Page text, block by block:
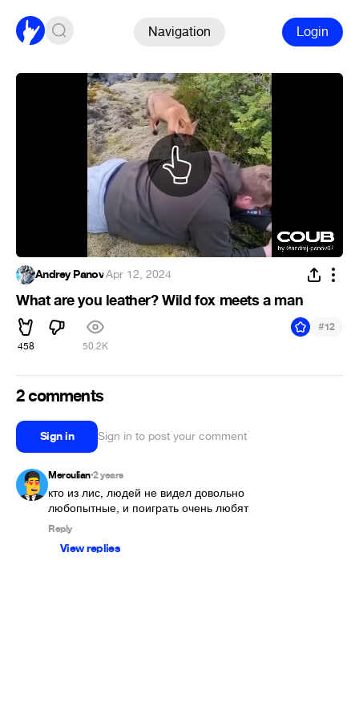
Navigation Login
Andrey Panov·Apr 12, 2024
What are you leather? Wild fox meets a man
458 50.2K
#12
2 comments
Sign in Sign in to post your comment
Merculian•2 years
кто из лис, людей не видел довольно
любопытные, и поиграть очень любят
Reply
View replies